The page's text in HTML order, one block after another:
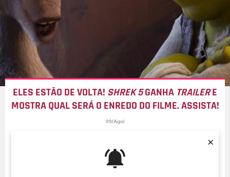
×
ELES ESTÃO DE VOLTA! SHREK 5GANHA TRAILERE
MOSTRA QUAL SERÁ O ENREDO DO FILME. ASSISTA!
09/Ago/